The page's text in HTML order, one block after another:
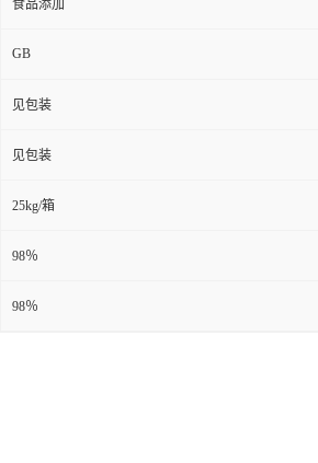
食品添加
GB
见包装
见包装
25kg/箱
98％
98％